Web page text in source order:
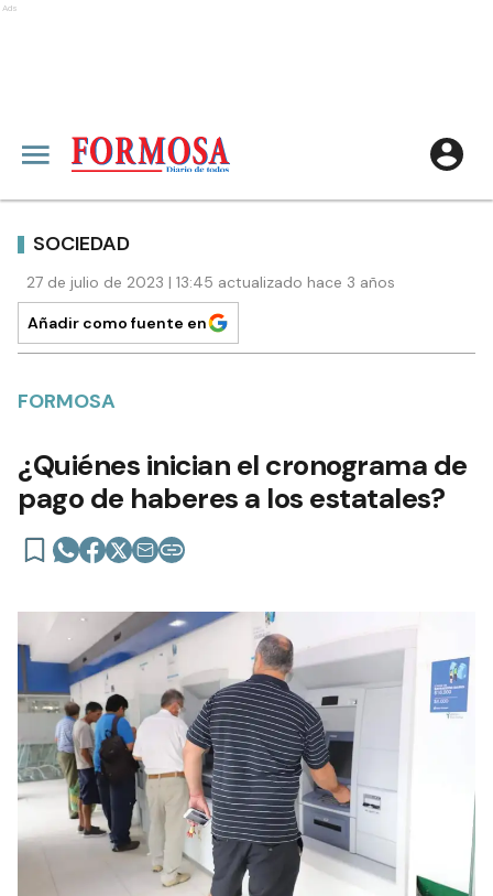
Ads
SOCIEDAD
27 de julio de 2023 | 13:45 actualizado hace 3 años
Añadir como fuente en
FORMOSA
¿Quiénes inician el cronograma de
pago de haberes a los estatales?